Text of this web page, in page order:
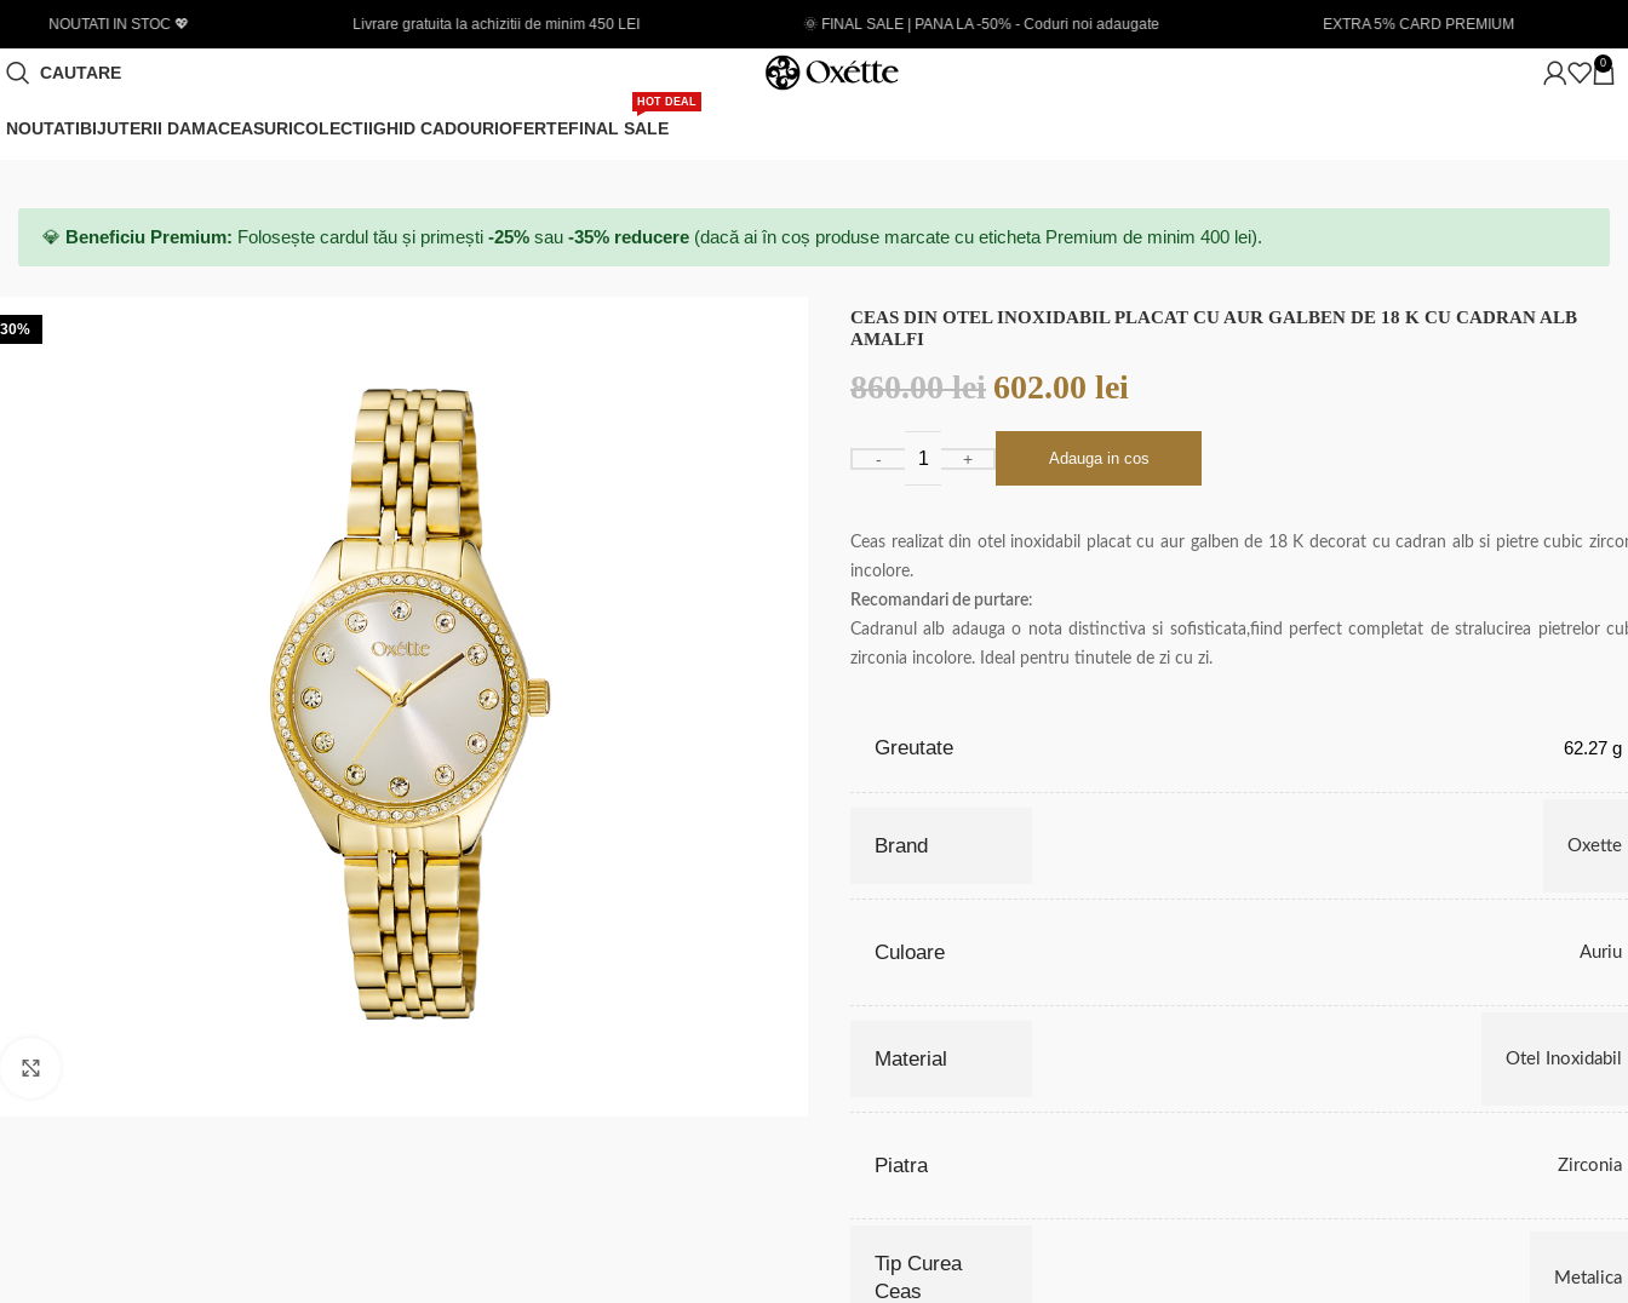
Livrare gratuita la achizitii de minim 450 LEI 🌞 FINAL SALE | PANA LA -50% - Coduri noi adaugate EXTRA 5% CARD PREMIUM NOUTATI IN STOC 💖
CAUTARE 0
NOUTATIBIJUTERII DAMACEASURICOLECTIIGHID CADOURIOFERTEFINAL SALE
HOT DEAL
💎 Beneficiu Premium: Folosește cardul tău și primești -25% sau -35% reducere (dacă ai în coș produse marcate cu eticheta Premium de minim 400 lei).
CEAS DIN OTEL INOXIDABIL PLACAT CU AUR GALBEN DE 18 K CU CADRAN ALB
AMALFI
860.00lei 602.00 lei
Adauga in cos
Ceas realizat din otel inoxidabil placat cu aur galben de 18 K decorat cu cadran alb si pietre cubic
incolore.
Recomandari de purtare:
Cadranul alb adauga o nota distinctiva si sofisticata,fiind perfect completat de stralucirea pietrelor
zirconia incolore. Ideal pentru tinutele de zi cu zi.
Greutate 62.27 g
Brand Oxette
Culoare Auriu
Material Otel Inoxidabil
Piatra Zirconia
Tip Curea
Ceas
Metalica